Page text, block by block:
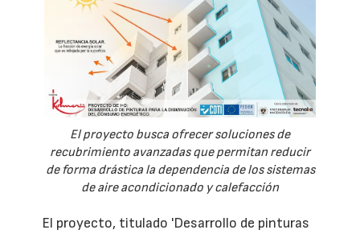
El proyecto busca ofrecer soluciones de
recubrimiento avanzadas que permitan reducir
de forma drástica la dependencia de los sistemas
de aire acondicionado y calefacción
El proyecto, titulado 'Desarrollo de pinturas